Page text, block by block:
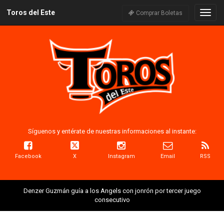
Toros del Este Comprar Boletas
Síguenos y entérate de nuestras informaciones al instante:
Facebook X Instagram Email RSS
Denzer Guzmán guía a los Angels con jonrón por tercer juego
consecutivo